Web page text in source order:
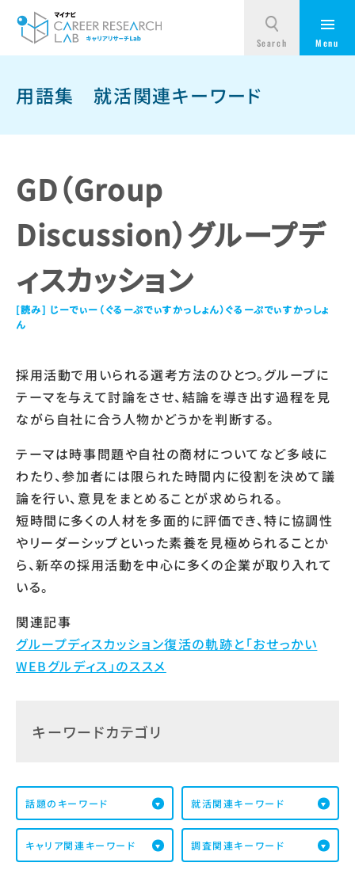
用語集 就活関連キーワード
GD（Group
Discussion）グループデ
ィスカッション
じーでぃー（ぐるーぷでぃすかっしょん）ぐるーぷでぃすかっしょ
ん
採用活動で用いられる選考方法のひとつ。グループに
テーマを与えて討論をさせ、結論を導き出す過程を見
ながら自社に合う人物かどうかを判断する。
テーマは時事問題や自社の商材についてなど多岐に
わたり、参加者には限られた時間内に役割を決めて議
論を行い、意見をまとめることが求められる。
短時間に多くの人材を多面的に評価でき、特に協調性
やリーダーシップといった素養を見極められることか
ら、新卒の採用活動を中心に多くの企業が取り入れて
いる。
関連記事
グループディスカッション復活の軌跡と「おせっかい
WEBグルディス」のススメ
キーワードカテゴリ
話題のキーワード 就活関連キーワード
キャリア関連キーワード 調査関連キーワード